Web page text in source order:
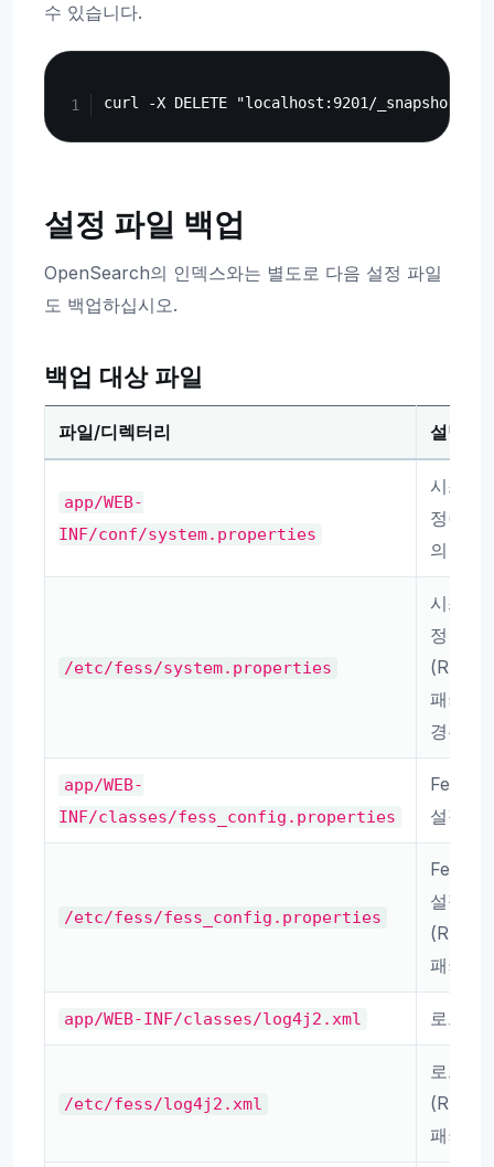
수 있습니다.
설정 파일 백업
OpenSearch의 인덱스와는 별도로 다음 설정 파일
도 백업하십시오.
백업 대상 파일
파일/디렉터리 설명
app/WEB-
INF/conf/system.properties
시스템
정(zip
의 경우)
/etc/fess/system.properties
시스템
정
(RPM/
패키지
경우)
app/WEB-
INF/classes/fess_config.properties
Fess
설정
/etc/fess/fess_config.properties
Fess
설정
(RPM/
패키지)
app/WEB-INF/classes/log4j2.xml 로그 설
/etc/fess/log4j2.xml
로그 설
(RPM/
패키지)